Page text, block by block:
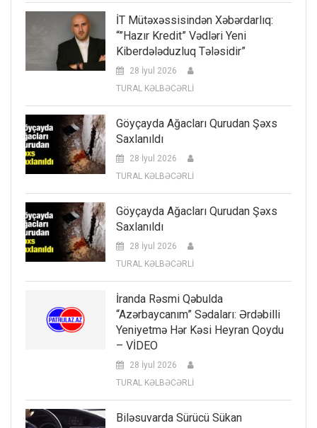
İT Mütəxəssisindən Xəbərdarlıq:
“”Hazır Kredit” Vədləri Yeni
Kiberdələduzluq Tələsidir”
28 İyul 2026
TURAL KƏLBƏCƏRLİ
Göyçayda Ağacları Qurudan Şəxs
Saxlanıldı
28 İyul 2026
TURAL KƏLBƏCƏRLİ
Göyçayda Ağacları Qurudan Şəxs
Saxlanıldı
28 İyul 2026
TURAL KƏLBƏCƏRLİ
İranda Rəsmi Qəbulda
“Azərbaycanım” Sədaları: Ərdəbilli
Yeniyetmə Hər Kəsi Heyran Qoydu
– VİDEO
28 İyul 2026
TURAL KƏLBƏCƏRLİ
Biləsuvarda Sürücü Sükan